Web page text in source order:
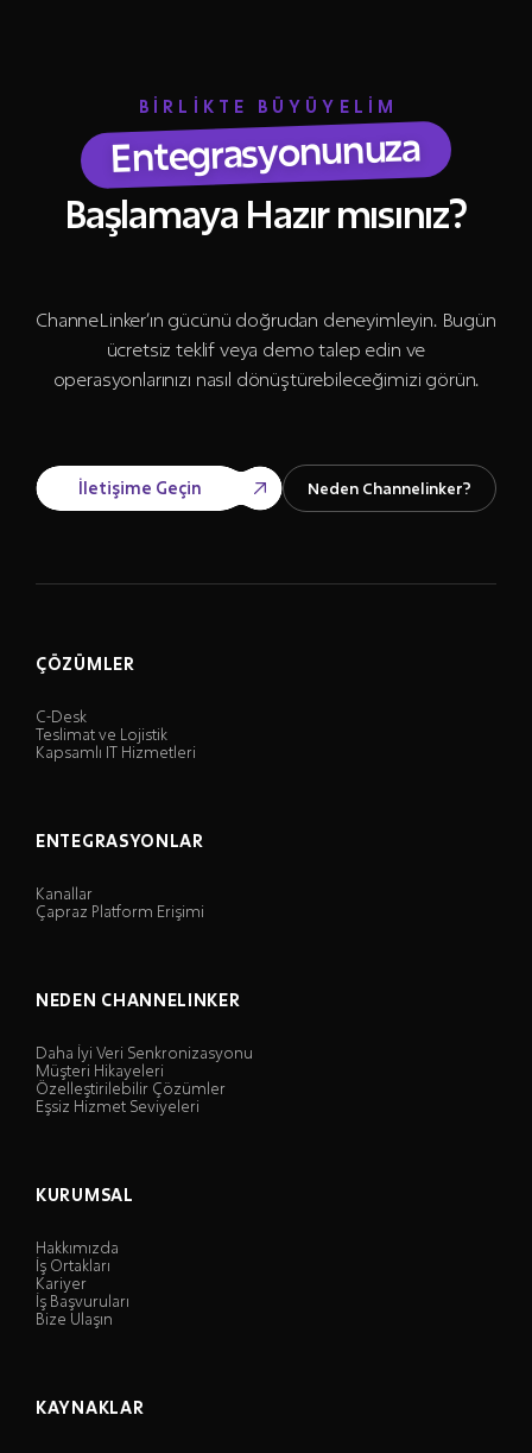
BİRLİKTE BÜYÜYELİM
Entegrasyonunuza
Başlamaya Hazır mısınız?
ChanneLinker’ın gücünü doğrudan deneyimleyin. Bugün
ücretsiz teklif veya demo talep edin ve
operasyonlarınızı nasıl dönüştürebileceğimizi görün.
İletişime Geçin Neden Channelinker?
ÇÖZÜMLER
C-Desk
Teslimat ve Lojistik
Kapsamlı IT Hizmetleri
ENTEGRASYONLAR
Kanallar
Çapraz Platform Erişimi
NEDEN CHANNELINKER
Daha İyi Veri Senkronizasyonu
Müşteri Hikayeleri
Özelleştirilebilir Çözümler
Eşsiz Hizmet Seviyeleri
KURUMSAL
Hakkımızda
İş Ortakları
Kariyer
İş Başvuruları
Bize Ulaşın
KAYNAKLAR